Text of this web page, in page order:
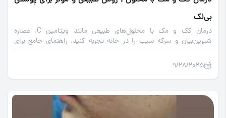
بی‌لک
درمان کک و مک با محلول‌های طبیعی مانند ویتامین C، عصاره
شیرین‌بیان و سرکه سیب را در خانه تجربه کنید. راهنمای جامع برای
9/28/2025